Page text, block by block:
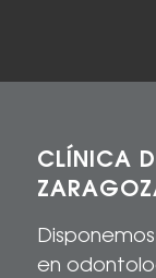
CLÍNICA
en